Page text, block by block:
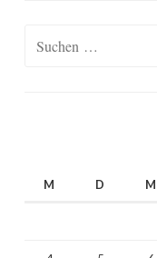
M D M